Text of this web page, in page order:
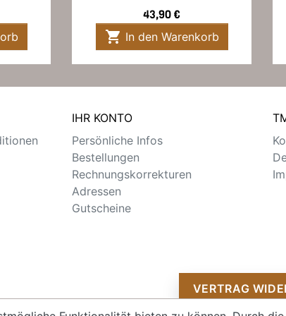
Preis
43,90 €
 In den Warenkorb
IHR KONTO
Persönliche Infos
Bestellungen
Rechnungskorrekturen
Adressen
Gutscheine
VERTRAG